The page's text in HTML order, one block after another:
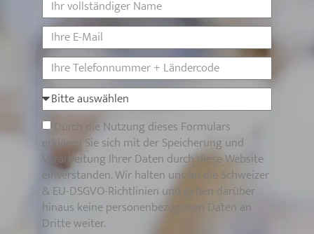
Durch die Nutzung dieses Formulars
erklären Sie sich mit der Speicherung und
Verarbeitung Ihrer Daten durch diese Website
einverstanden. Wir halten uns an die Schweizer
& EU-DSGVO-Richtlinien und geben darüber
hinaus keine personenbezogenen Daten an
Dritte weiter.